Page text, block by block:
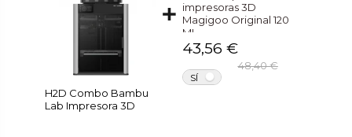
H2D Combo Bambu
Lab Impresora 3D
impresoras 3D
Magigoo Original 120
ML
43,56 €
48,40 €
SÍ